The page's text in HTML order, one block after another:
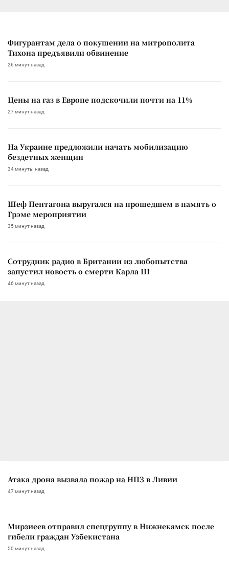
Фигурантам дела о покушении на митрополита
Тихона предъявили обвинение
26 минут назад
Цены на газ в Европе подскочили почти на 11%
27 минут назад
На Украине предложили начать мобилизацию
бездетных женщин
34 минуты назад
Шеф Пентагона выругался на прошедшем в память о
Грэме мероприятии
35 минут назад
Сотрудник радио в Британии из любопытства
запустил новость о смерти Карла III
46 минут назад
Атака дрона вызвала пожар на НПЗ в Ливии
47 минут назад
Мирзиеев отправил спецгруппу в Нижнекамск после
гибели граждан Узбекистана
50 минут назад